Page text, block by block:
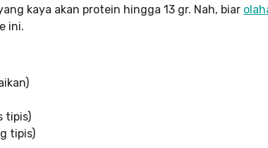
kaya akan protein hingga 13 gr. Nah, biar
ini.
tipis)
tipis)